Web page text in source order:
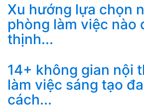
Xu hướng lựa chọn
phòng làm việc nào
thịnh...
14+ không gian nội
làm việc sáng tạo
cách...